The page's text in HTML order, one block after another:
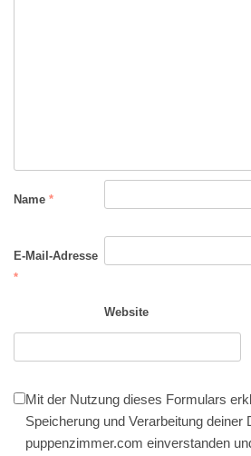
Name *
E-Mail-Adresse
*
Website
Mit der Nutzung dieses Formulars
Speicherung und Verarbeitung deiner
puppenzimmer.com einverstanden